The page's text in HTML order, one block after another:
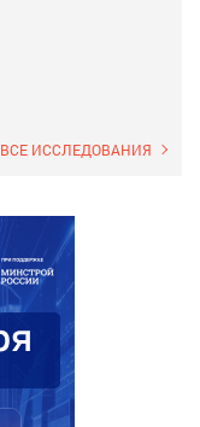
ВСЕ ИССЛЕДОВАНИЯ